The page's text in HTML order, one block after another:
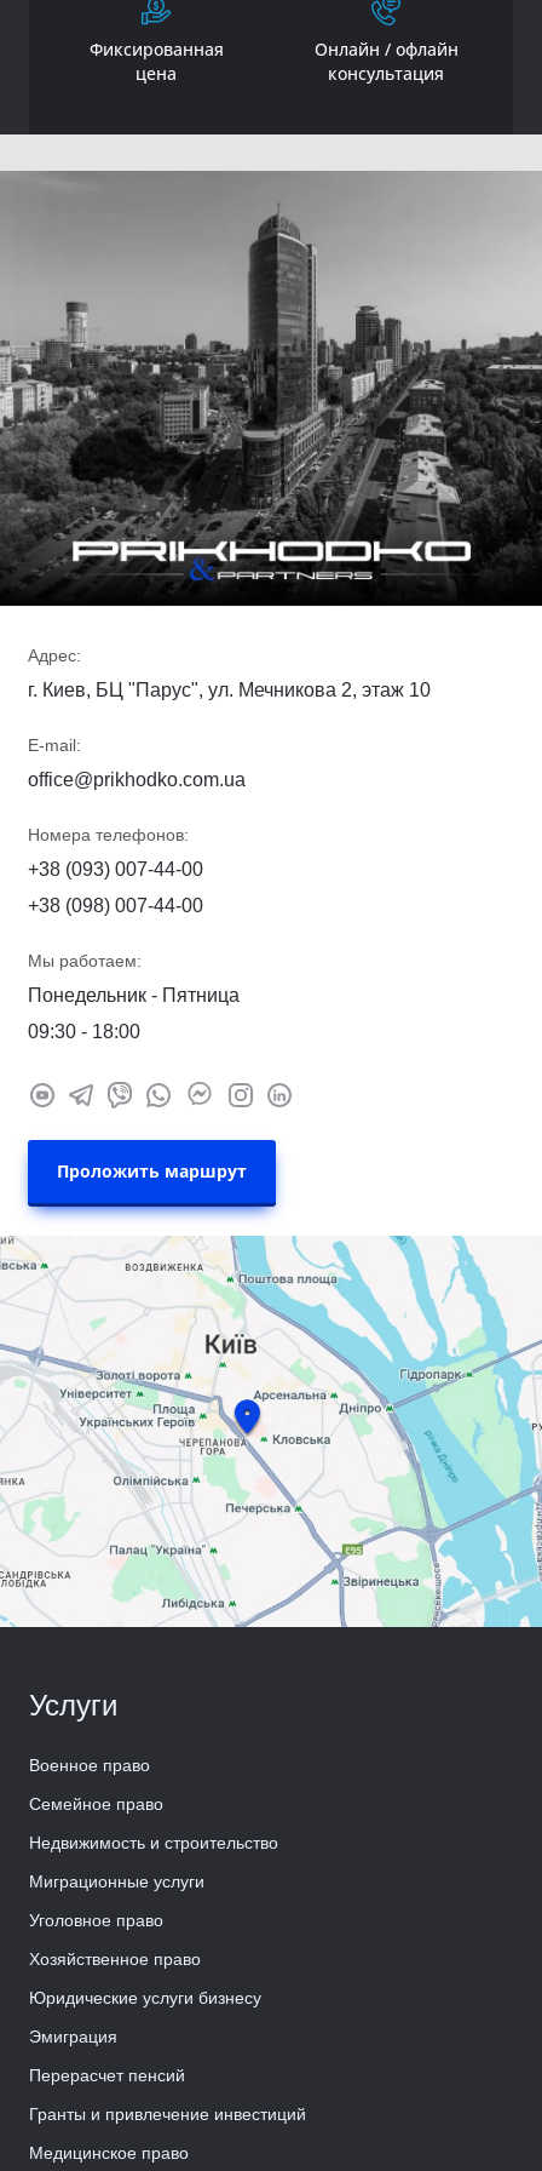
Фиксированная
цена
Онлайн / офлайн
консультация
Адрес:
г. Киев, БЦ "Парус", ул. Мечникова 2, этаж 10
E-mail:
office@prikhodko.com.ua
Номера телефонов:
+38 (093) 007-44-00
+38 (098) 007-44-00
Мы работаем:
Понедельник - Пятница
09:30 - 18:00
Проложить маршрут
Услуги
Военное право
Семейное право
Недвижимость и строительство
Миграционные услуги
Уголовное право
Хозяйственное право
Юридические услуги бизнесу
Эмиграция
Перерасчет пенсий
Гранты и привлечение инвестиций
Медицинское право